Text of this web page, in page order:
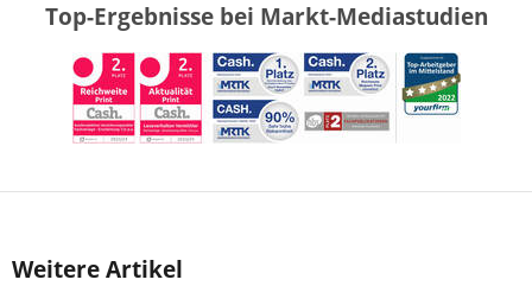
Top-Ergebnisse bei Markt-Mediastudien
Weitere Artikel